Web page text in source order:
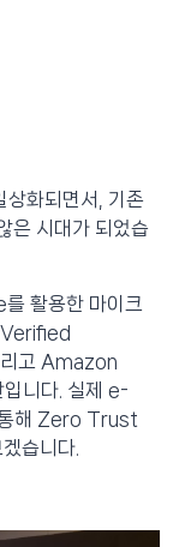
상화되면서, 기존
은 시대가 되었습
활용한 마이크
Verified
고 Amazon
니다. 실제 e-
해 Zero Trust
습니다.